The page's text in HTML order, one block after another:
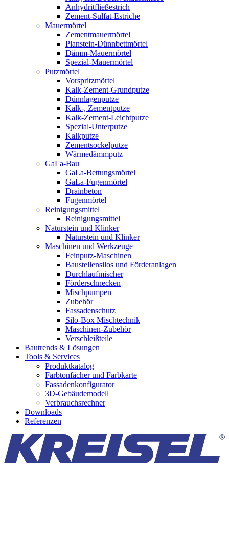
Anhydritfließestrich
Zement-Sulfat-Estriche
Mauermörtel
Zementmauermörtel
Planstein-Dünnbettmörtel
Dämm-Mauermörtel
Spezial-Mauermörtel
Putzmörtel
Vorspritzmörtel
Kalk-Zement-Grundputze
Dünnlagenputze
Kalk-, Zementputze
Kalk-Zement-Leichtputze
Spezial-Unterputze
Kalkputze
Zementsockelputze
Wärmedämmputz
GaLa-Bau
GaLa-Bettungsmörtel
GaLa-Fugenmörtel
Drainbeton
Fugenmörtel
Reinigungsmittel
Reinigungsmittel
Naturstein und Klinker
Naturstein und Klinker
Maschinen und Werkzeuge
Feinputz-Maschinen
Baustellensilos und Förderanlagen
Durchlaufmischer
Förderschnecken
Mischpumpen
Zubehör
Fassadenschutz
Silo-Box Mischtechnik
Maschinen-Zubehör
Verschleißteile
Bautrends & Lösungen
Tools & Services
Produktkatalog
Farbtonfächer und Farbkarte
Fassadenkonfigurator
3D-Gebäudemodell
Verbrauchsrechner
Downloads
Referenzen